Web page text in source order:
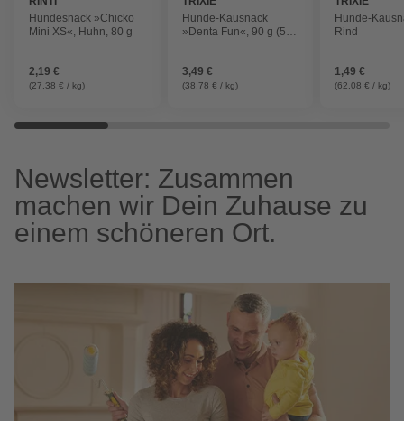
Hundesnack »Chicko
Mini XS«, Huhn, 80 g
2,19 €
(27,38 € / kg)
Hunde-Kausnack
»Denta Fun«, 90 g (5
3,49 €
(38,78 € / kg)
Hunde-
Rind
1,49 €
(62,08 € / kg)
Newsletter: Zusammen
machen wir Dein Zuhause zu
einem schöneren Ort.